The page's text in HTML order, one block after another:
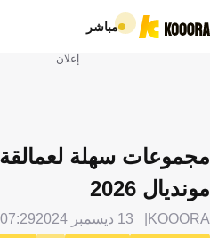
مباشر
إعلان
مجموعات سهلة
مونديال 2026
KOOORA 13 ديسمبر 2024 07:29